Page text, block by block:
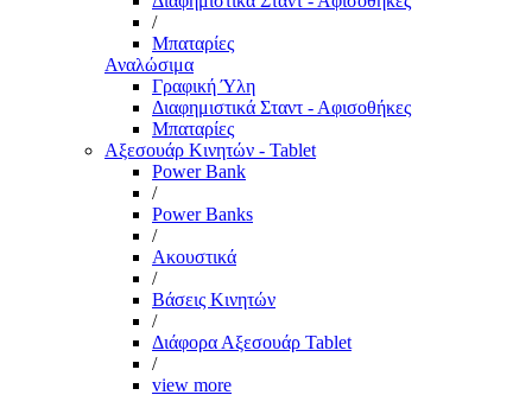
/
Μπαταρίες
Αναλώσιμα
Γραφική Ύλη
Διαφημιστικά Σταντ - Αφισοθήκες
Μπαταρίες
Αξεσουάρ Κινητών - Tablet
Power Bank
/
Power Banks
/
Ακουστικά
/
Βάσεις Κινητών
/
Διάφορα Αξεσουάρ Tablet
/
view more